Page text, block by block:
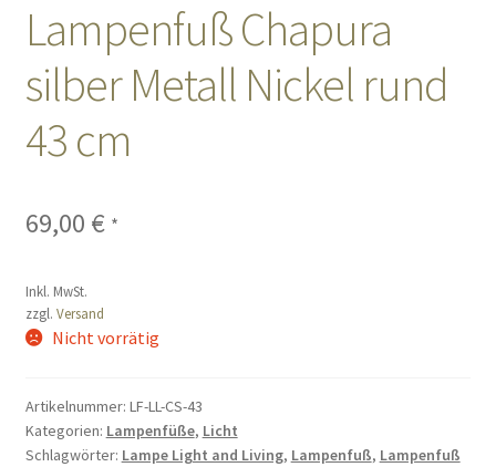
Lampenfuß Chapura
silber Metall Nickel rund
43 cm
69,00 € *
Inkl. MwSt.
zzgl. Versand
Nicht vorrätig
Artikelnummer: LF-LL-CS-43
Kategorien: Lampenfüße, Licht
Schlagwörter: Lampe Light and Living, Lampenfuß, Lampenfuß